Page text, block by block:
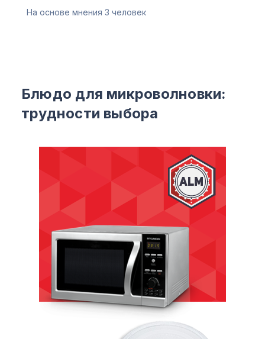
На основе мнения 3 человек
Блюдо для микроволновки:
трудности выбора